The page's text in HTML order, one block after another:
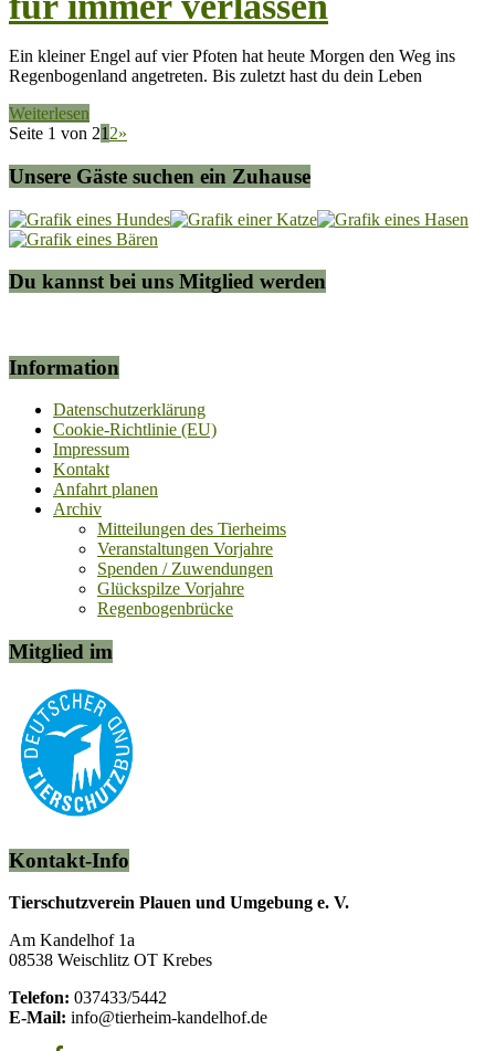
Ein kleiner Engel auf vier Pfoten hat heute Morgen den Weg ins
Regenbogenland angetreten. Bis zuletzt hast du dein Leben
Weiterlesen
Seite 1 von 21 2»
Unsere Gäste suchen ein Zuhause
Du kannst bei uns Mitglied werden
Information
Datenschutzerklärung
Cookie-Richtlinie (EU)
Impressum
Kontakt
Anfahrt planen
Archiv
Mitteilungen des Tierheims
Veranstaltungen Vorjahre
Spenden / Zuwendungen
Glückspilze Vorjahre
Regenbogenbrücke
Mitglied im
Kontakt-Info
Tierschutzverein Plauen und Umgebung e. V.
Am Kandelhof 1a
08538 Weischlitz OT Krebes
Telefon: 037433/5442
E-Mail: info@tierheim-kandelhof.de